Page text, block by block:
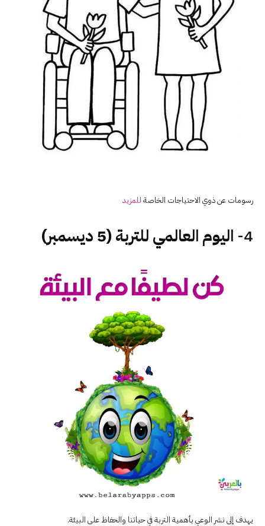
رسومات عن ذوي الاحتياجات الخاصة للمزيد
4- اليوم العالمي للتربة (5 ديسمبر)
يهدف إلى نشر الوعي بأهمية التربة في حياتنا والحفاظ على البيئة.